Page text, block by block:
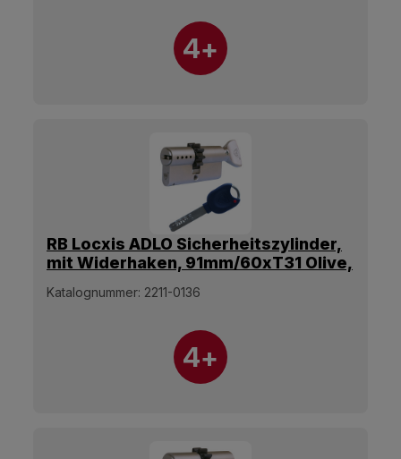
4+
RB Locxis ADLO Sicherheitszylinder,
mit Widerhaken, 91mm/60xT31 Olive,
Katalognummer: 2211-0136
4+